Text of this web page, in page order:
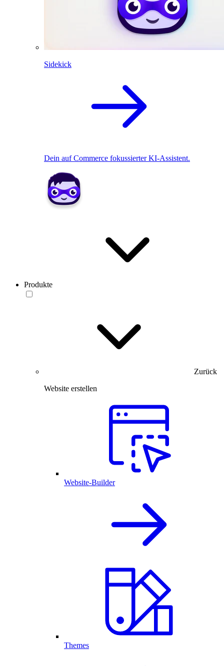
Sidekick
Dein auf Commerce fokussierter KI-Assistent.
Produkte
Zurück
Website erstellen
Website-Builder
Themes